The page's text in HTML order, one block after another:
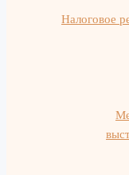
Налоговое